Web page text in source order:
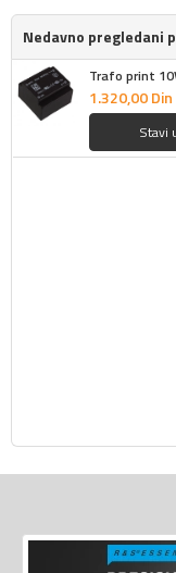
Nedavno pregledani
Trafo print
1.320,00Din
Stavi